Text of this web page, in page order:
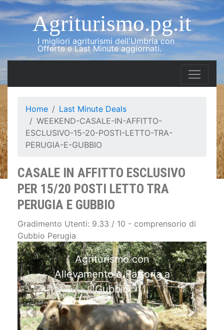
Agriturismo.pg.it
I migliori agriturismi dell'Umbria con
Offerte e Last Minute aggiornati.
Home
Last Minute Deals
WEEKEND-CASALE-IN-AFFITTO-
ESCLUSIVO-15-20-POSTI-LETTO-TRA-
PERUGIA-E-GUBBIO
CASALE IN AFFITTO ESCLUSIVO
PER 15/20 POSTI LETTO TRA
PERUGIA E GUBBIO
Gradimento Utenti: 9.33 / 10 - comprensorio di
Gubbio Perugia
Ampio Soggiorno per
momenti relax
Previous Next